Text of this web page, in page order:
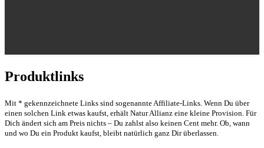
Produktlinks
Mit * gekennzeichnete Links sind sogenannte Affiliate-Links. Wenn Du über
einen solchen Link etwas kaufst, erhält Natur Allianz eine kleine Provision. Für
Dich ändert sich am Preis nichts – Du zahlst also keinen Cent mehr. Ob, wann
und wo Du ein Produkt kaufst, bleibt natürlich ganz Dir überlassen.